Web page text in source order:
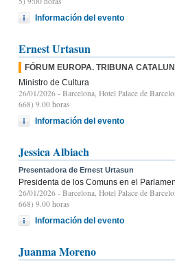
Información del evento
Ernest Urtasun
FÓRUM EUROPA. TRIBUNA
Ministro de Cultura
26/01/2026 - Barcelona, Hotel Palace de
668) 9.00 horas
Información del evento
Jessica Albiach
Presentadora de Ernest Urtasun
Presidenta de los Comuns en el
26/01/2026 - Barcelona, Hotel Palace de
668) 9.00 horas
Información del evento
Juanma Moreno